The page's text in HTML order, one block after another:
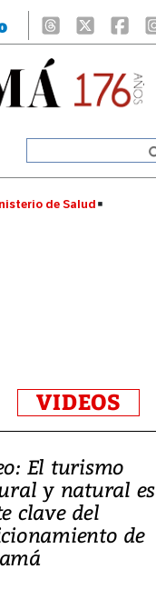
de Salud
VIDEOS
El turismo
y natural es
clave del
de